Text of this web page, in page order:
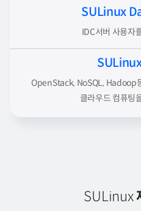
SULinux
IDC서버 사용자
OpenStack, NoSQL, Hadoop
클라우드 컴퓨팅
SULinux